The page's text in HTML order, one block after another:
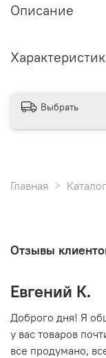
Описание
Выбрать
Главная
Отзывы
Евгений К.
Доброго дня! Я
у вас товаров
все продумано,